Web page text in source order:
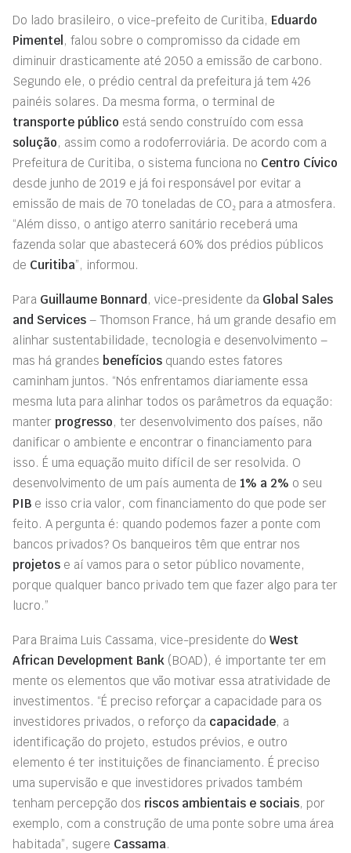
Do lado brasileiro, o vice-prefeito de Curitiba, Eduardo
Pimentel , falou sobre o compromisso da cidade em
diminuir drasticamente até 2050 a emissão de carbono.
Segundo ele, o prédio central da prefeitura já tem 426
painéis solares. Da mesma forma, o terminal de
transporte público está sendo construído com essa
solução, assim como a rodoferroviária. De acordo com a
Prefeitura de Curitiba, o sistema funciona no Centro Cívico
desde junho de 2019 e já foi responsável por evitar a
emissão de mais de 70 toneladas de CO₂ para a atmosfera.
“Além disso, o antigo aterro sanitário receberá uma
fazenda solar que abastecerá 60% dos prédios públicos
de Curitiba”, informou.
Para Guillaume Bonnard, vice-presidente da Global Sales
and Services – Thomson France, há um grande desafio em
alinhar sustentabilidade, tecnologia e desenvolvimento –
mas há grandes benefícios quando estes fatores
caminham juntos. “Nós enfrentamos diariamente essa
mesma luta para alinhar todos os parâmetros da equação:
manter progresso, ter desenvolvimento dos países, não
danificar o ambiente e encontrar o financiamento para
isso. É uma equação muito difícil de ser resolvida. O
desenvolvimento de um país aumenta de 1% a 2% o seu
PIB e isso cria valor, com financiamento do que pode ser
feito. A pergunta é: quando podemos fazer a ponte com
bancos privados? Os banqueiros têm que entrar nos
projetos e aí vamos para o setor público novamente,
porque qualquer banco privado tem que fazer algo para ter
lucro.”
Para Braima Luis Cassama, vice-presidente do West
African Development Bank (BOAD), é importante ter em
mente os elementos que vão motivar essa atratividade de
investimentos. “É preciso reforçar a capacidade para os
investidores privados, o reforço da capacidade, a
identificação do projeto, estudos prévios, e outro
elemento é ter instituições de financiamento. É preciso
uma supervisão e que investidores privados também
tenham percepção dos riscos ambientais e sociais, por
exemplo, com a construção de uma ponte sobre uma área
habitada”, sugere Cassama.